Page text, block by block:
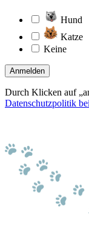
Hund
Katze
Keine
Anmelden
Durch Klicken auf
Datenschutzpolitik